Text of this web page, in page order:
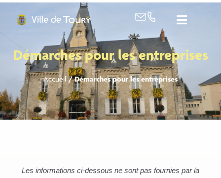
Démarches pour les entreprises
Accueil/Démarches pour les entreprises
Les informations ci-dessous ne sont pas fournies par la